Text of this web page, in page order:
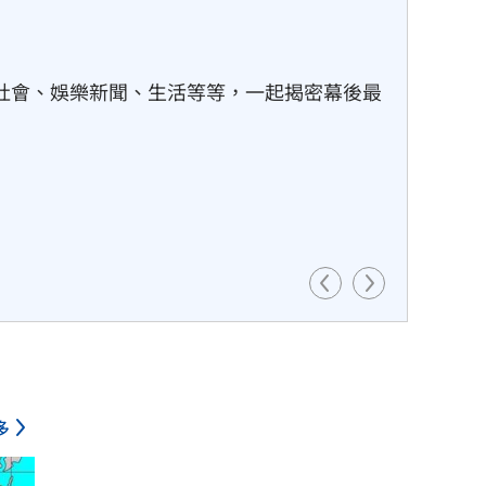
、娛樂新聞、生活等等，一起揭密幕後最